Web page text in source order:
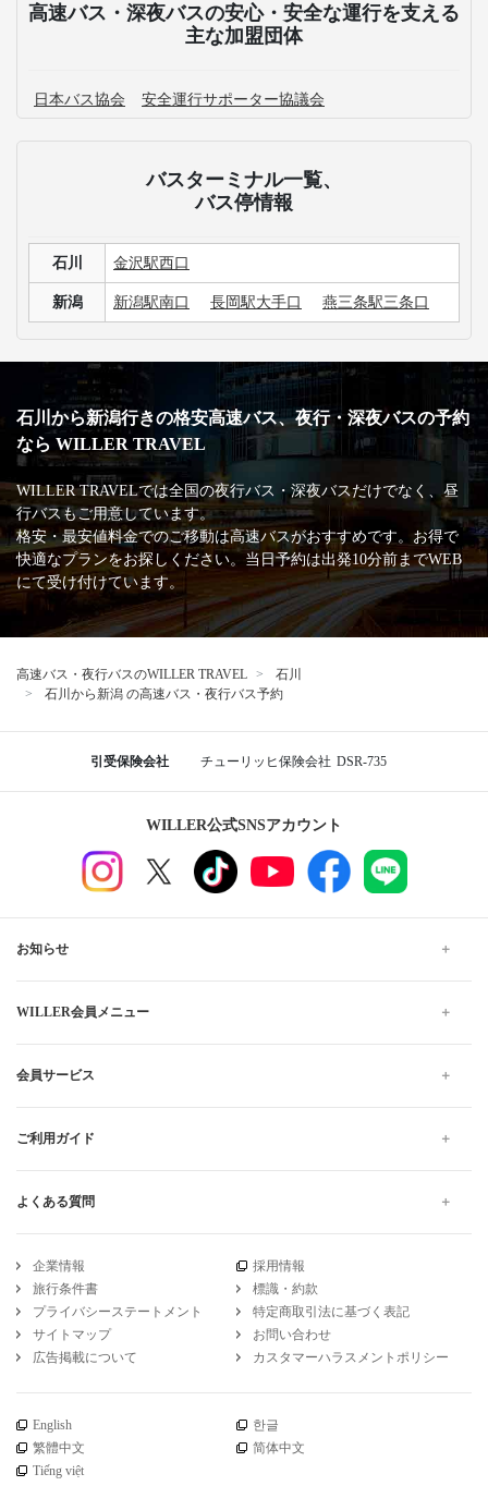
高速バス・深夜バスの安心・安全な運行を支える
主な加盟団体
日本バス協会 安全運行サポーター協議会
バスターミナル一覧、
バス停情報
石川 金沢駅西口
新潟 新潟駅南口 長岡駅大手口 燕三条駅三条口
石川から新潟行きの格安高速バス、夜行・深夜バスの予約
なら WILLER TRAVEL
WILLER TRAVELでは全国の夜行バス・深夜バスだけでなく、昼
行バスもご用意しています。
格安・最安値料金でのご移動は高速バスがおすすめです。お得で
快適なプランをお探しください。当日予約は出発10分前までWEB
にて受け付けています。
高速バス・夜行バスのWILLER TRAVEL
石川
石川から新潟 の高速バス・夜行バス予約
引受保険会社 チューリッヒ保険会社 DSR-735
WILLER公式SNSアカウント
お知らせ
WILLER会員メニュー
会員サービス
ご利用ガイド
よくある質問
企業情報
採用情報
旅行条件書
標識・約款
プライバシーステートメント
特定商取引法に基づく表記
サイトマップ
お問い合わせ
広告掲載について
カスタマーハラスメントポリシー
English
한글
繁體中文
简体中文
Tiếng việt